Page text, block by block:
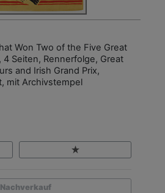
Won Two of the Five Great
Seiten, Rennerfolge, Great
and Irish Grand Prix,
mit Archivstempel